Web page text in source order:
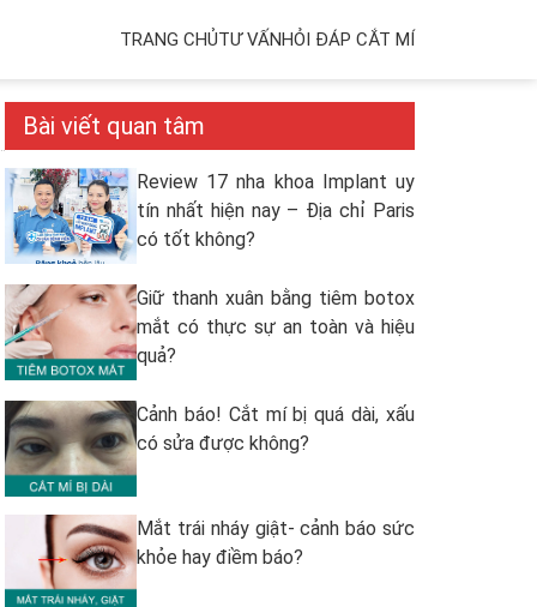
TRANG CHỦTƯ VẤNHỎI ĐÁP CẮT MÍ
Bài viết quan tâm
Review 17 nha khoa Implant uy
tín nhất hiện nay – Địa chỉ Paris
có tốt không?
Giữ thanh xuân bằng tiêm botox
mắt có thực sự an toàn và hiệu
quả?
Cảnh báo! Cắt mí bị quá dài, xấu
có sửa được không?
Mắt trái nháy giật- cảnh báo sức
khỏe hay điềm báo?